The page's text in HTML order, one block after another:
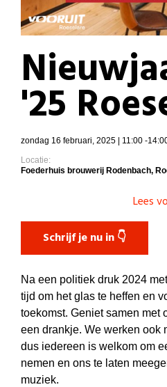
'25
zondag 16 februari, 2025 | 11:00 -
Locatie:
Foederhuis brouwerij Rodenbach,
Lees
Schrijf je nu in 👇
Na een politiek druk 2024
tijd om het glas te heffen en
toekomst. Geniet samen met
een drankje. We werken ook
dus iedereen is welkom om
nemen en ons te laten
muziek.